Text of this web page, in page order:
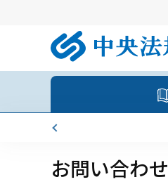
お問い合わせ